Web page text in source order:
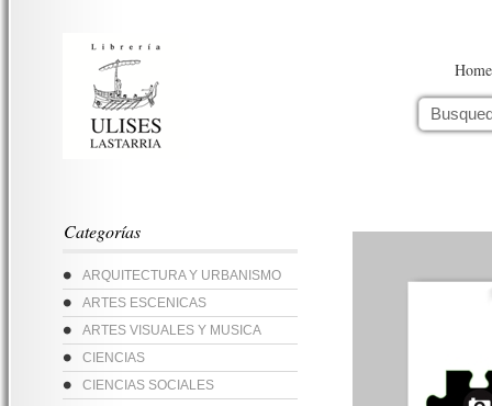
Home
Categorías
ARQUITECTURA Y URBANISMO
ARTES ESCENICAS
ARTES VISUALES Y MUSICA
CIENCIAS
CIENCIAS SOCIALES